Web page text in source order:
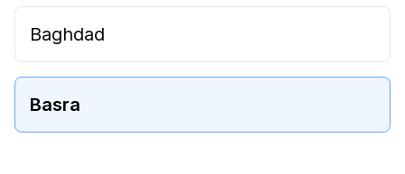
Baghdad
Basra